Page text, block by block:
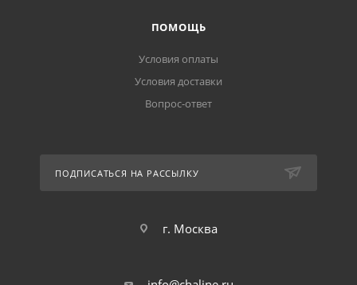
ПОМОЩЬ
Условия оплаты
Условия доставки
Вопрос-ответ
ПОДПИСАТЬСЯ НА РАССЫЛКУ
г. Москва